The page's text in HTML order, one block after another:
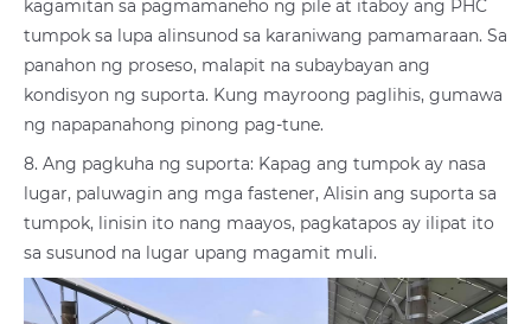
kagamitan sa pagmamaneho ng pile at itaboy ang PHC
tumpok sa lupa alinsunod sa karaniwang pamamaraan. Sa
panahon ng proseso, malapit na subaybayan ang
kondisyon ng suporta. Kung mayroong paglihis, gumawa
ng napapanahong pinong pag-tune.
8. Ang pagkuha ng suporta: Kapag ang tumpok ay nasa
lugar, paluwagin ang mga fastener, Alisin ang suporta sa
tumpok, linisin ito nang maayos, pagkatapos ay ilipat ito
sa susunod na lugar upang magamit muli.